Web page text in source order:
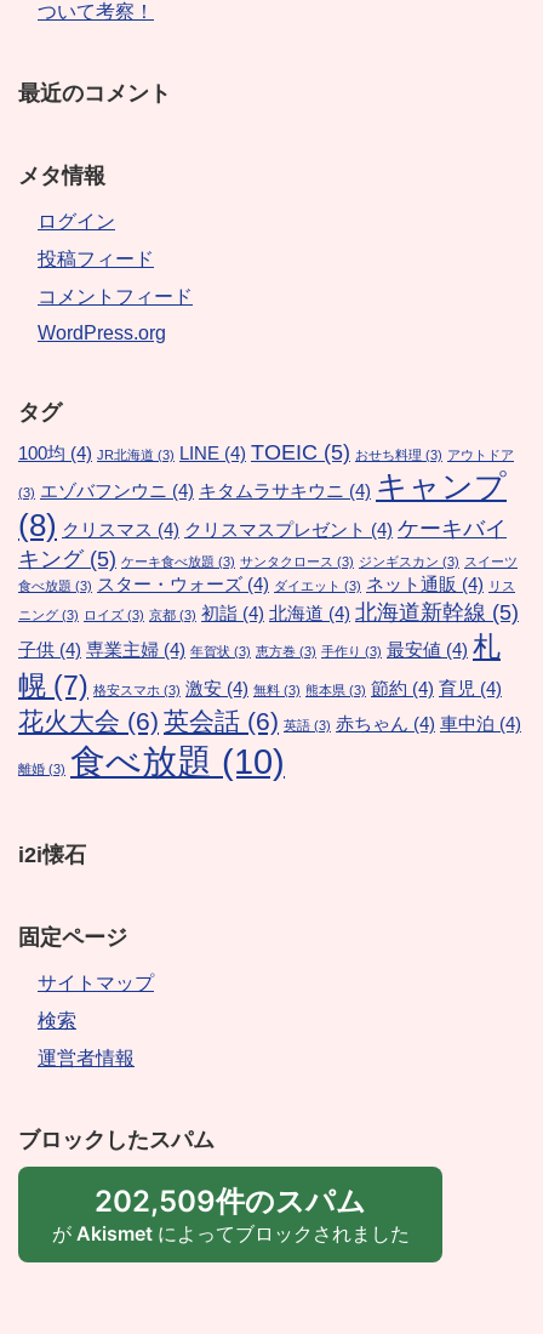
ついて考察！
最近のコメント
メタ情報
ログイン
投稿フィード
コメントフィード
WordPress.org
タグ
100均 (4) JR北海道 (3) LINE (4) TOEIC (5) おせち料理 (3) アウトドア
(3) エゾバフンウニ (4) キタムラサキウニ (4) キャンプ
(8) クリスマス (4) クリスマスプレゼント (4) ケーキバイ
キング(5) ケーキ食べ放題 (3) サンタクロース (3) ジンギスカン (3) スイーツ
食べ放題 (3) スター・ウォーズ (4) ダイエット (3) ネット通販 (4) リス
ニング (3) ロイズ (3) 京都 (3) 初詣 (4) 北海道 (4) 北海道新幹線 (5)
子供 (4) 専業主婦 (4) 年賀状 (3) 恵方巻 (3) 手作り (3) 最安値 (4) 札
幌 (7) 格安スマホ (3) 激安 (4) 無料 (3) 熊本県 (3) 節約 (4) 育児 (4)
花火大会 (6) 英会話 (6) 英語 (3) 赤ちゃん (4) 車中泊 (4)
離婚 (3) 食べ放題 (10)
i2i懐石
固定ページ
サイトマップ
検索
運営者情報
ブロックしたスパム
202,509件のスパム
が Akismetによってブロックされました